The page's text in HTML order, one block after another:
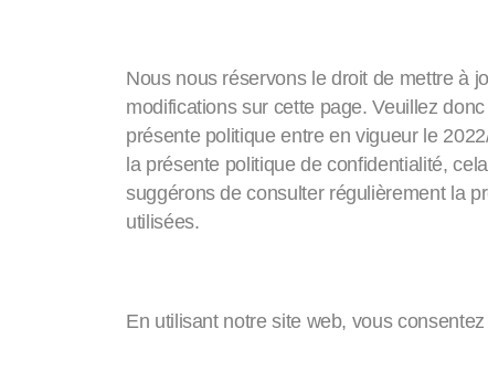
Nous nous réservons le droit de mettre à
modifications sur cette page. Veuillez
présente politique entre en vigueur le
la présente politique de confidentialité,
suggérons de consulter régulièrement la
utilisées.
En utilisant notre site web, vous